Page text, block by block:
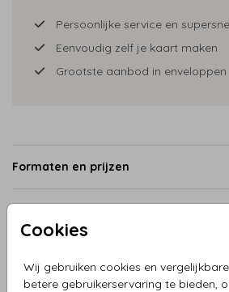
Cookies
Wij gebruiken cookies en
betere gebruikerservaring te bieden,
Persoonlijke service en
Eenvoudig zelf je kaart maken
Grootste aanbod in enveloppen
Formaten en prijzen
Productinformatie
Omschrijving